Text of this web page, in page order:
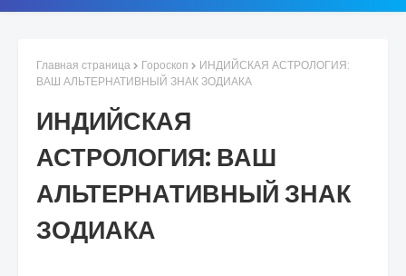
Главная страница Гороскоп
ИНДИЙСКАЯ АСТРОЛОГИЯ:
ВАШ АЛЬТЕРНАТИВНЫЙ ЗНАК ЗОДИАКА
ИНДИЙСКАЯ
АСТРОЛОГИЯ: ВАШ
АЛЬТЕРНАТИВНЫЙ ЗНАК
ЗОДИАКА